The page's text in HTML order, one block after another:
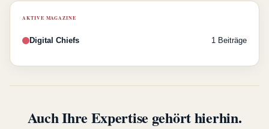
AKTIVE MAGAZINE
Digital Chiefs 1 Beiträge
Auch Ihre Expertise gehört hierhin.